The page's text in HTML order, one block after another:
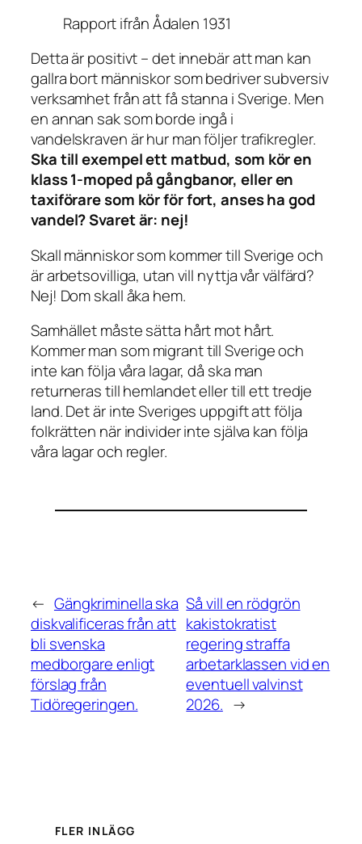
Rapport ifrån Ådalen 1931
Detta är positivt – det innebär att man kan
gallra bort människor som bedriver subversiv
verksamhet från att få stanna i Sverige. Men
en annan sak som borde ingå i
vandelskraven är hur man följer trafikregler.
Ska till exempel ett matbud, som kör en
klass 1-moped på gångbanor, eller en
taxiförare som kör för fort, anses ha god
vandel? Svaret är: nej!
Skall människor som kommer till Sverige och
är arbetsovilliga, utan vill nyttja vår välfärd?
Nej! Dom skall åka hem.
Samhället måste sätta hårt mot hårt.
Kommer man som migrant till Sverige och
inte kan följa våra lagar, då ska man
returneras till hemlandet eller till ett tredje
land. Det är inte Sveriges uppgift att följa
folkrätten när individer inte själva kan följa
våra lagar och regler.
← Gängkriminella ska
diskvalificeras från att
bli svenska
medborgare enligt
förslag från
Tidöregeringen.
Så vill en rödgrön
kakistokratist
regering straffa
arbetarklassen vid en
eventuell valvinst
2026. →
FLER INLÄGG